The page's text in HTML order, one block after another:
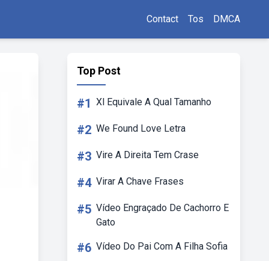
Contact Tos DMCA
Top Post
#1 Xl Equivale A Qual Tamanho
#2 We Found Love Letra
#3 Vire A Direita Tem Crase
#4 Virar A Chave Frases
#5 Vídeo Engraçado De Cachorro E
Gato
#6 Vídeo Do Pai Com A Filha Sofia